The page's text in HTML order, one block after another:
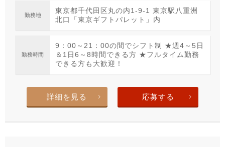
勤務地
東京都千代田区丸の内1-9-1 東京駅八重洲
北口「東京ギフトパレット」内
勤務時間
9：00～21：00の間でシフト制 ★週4～5日
＆1日6～8時間できる方 ★フルタイム勤務
できる方も大歓迎！
詳細を見る 応募する